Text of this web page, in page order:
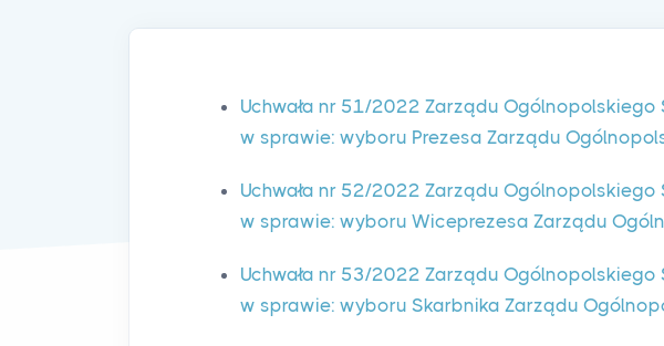
Uchwała nr 51/2022 Zarządu
w sprawie: wyboru Prezesa Zarządu
Uchwała nr 52/2022 Zarządu
w sprawie: wyboru Wiceprezesa Zarządu
Uchwała nr 53/2022 Zarządu
w sprawie: wyboru Skarbnika Zarządu